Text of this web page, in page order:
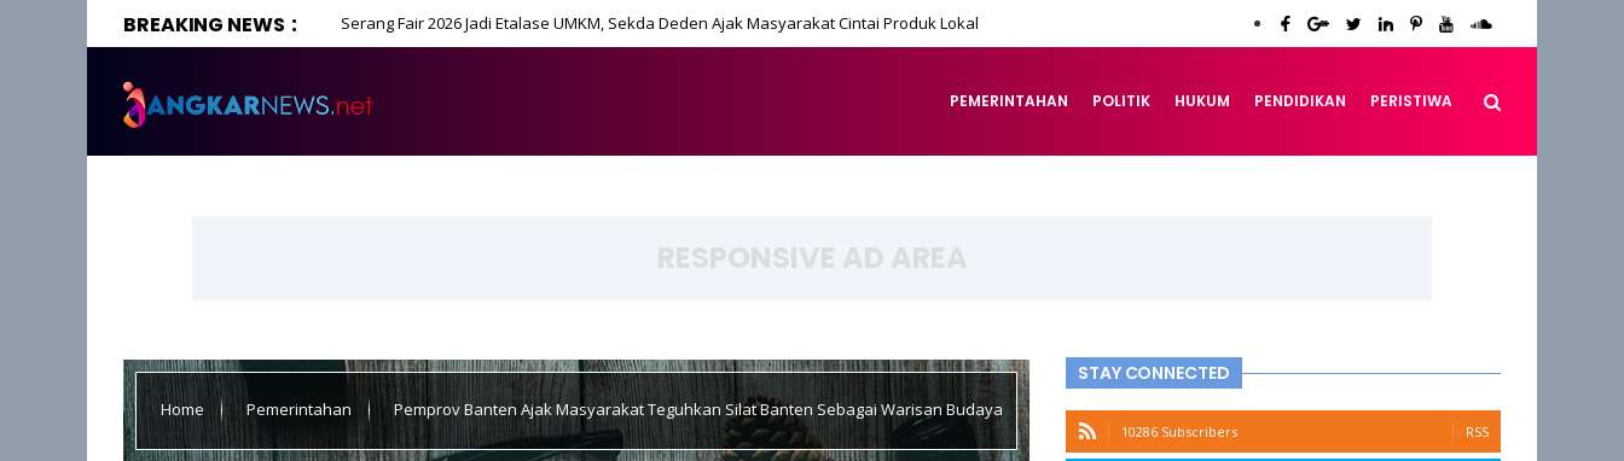
BREAKING NEWS Serang Fair 2026 Jadi Etalase UMKM, Sekda Deden Ajak Masyarakat Cintai Produk Lokal
PEMERINTAHAN POLITIK HUKUM PENDIDIKAN PERISTIWA
RESPONSIVE AD AREA
Home Pemerintahan Pemprov Banten Ajak Masyarakat Teguhkan Silat Banten Sebagai Warisan Budaya
STAY CONNECTED
10286 Subscribers RSS